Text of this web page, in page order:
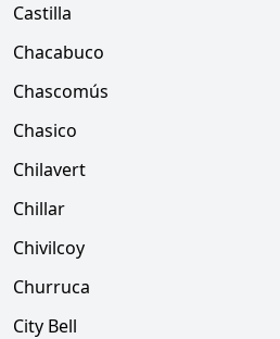
Castilla
Chacabuco
Chascomús
Chasico
Chilavert
Chillar
Chivilcoy
Churruca
City Bell